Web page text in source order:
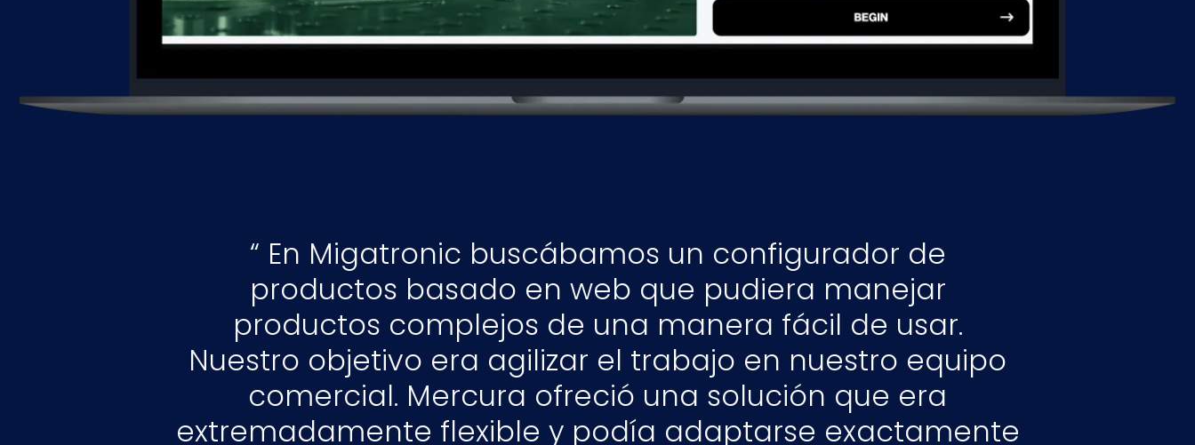
En Migatronic buscábamos un configurador de
productos basado en web que pudiera manejar
productos complejos de una manera fácil de usar.
Nuestro objetivo era agilizar el trabajo en nuestro equipo
comercial. Mercura ofreció una solución que era
extremadamente flexible y podía adaptarse exactamente